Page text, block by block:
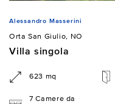
Alessandro Masserini
Orta San Giulio, NO
Villa singola
623 mq
7 Camere da